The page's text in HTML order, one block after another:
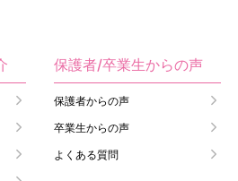
保護者/卒業生からの声
保護者からの声
卒業生からの声
よくある質問